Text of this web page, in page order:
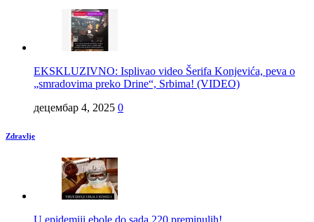
EKSKLUZIVNO: Isplivao video Šerifa Konjevića, peva o
„smradovima preko Drine“, Srbima! (VIDEO)
децембар 4, 2025 0
Zdravlje
U epidemiji ebole do sada 220 preminulih!